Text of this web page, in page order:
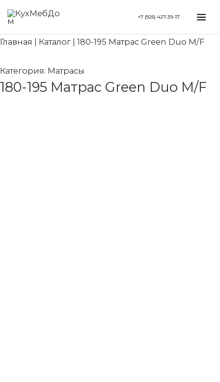
Перейти
содержимому
+7 (926) 427-39-17
Главная Каталог 180-195 Матрас Green Duo M/F
Категория: Матрасы
180-195 Матрас Green Duo M/F